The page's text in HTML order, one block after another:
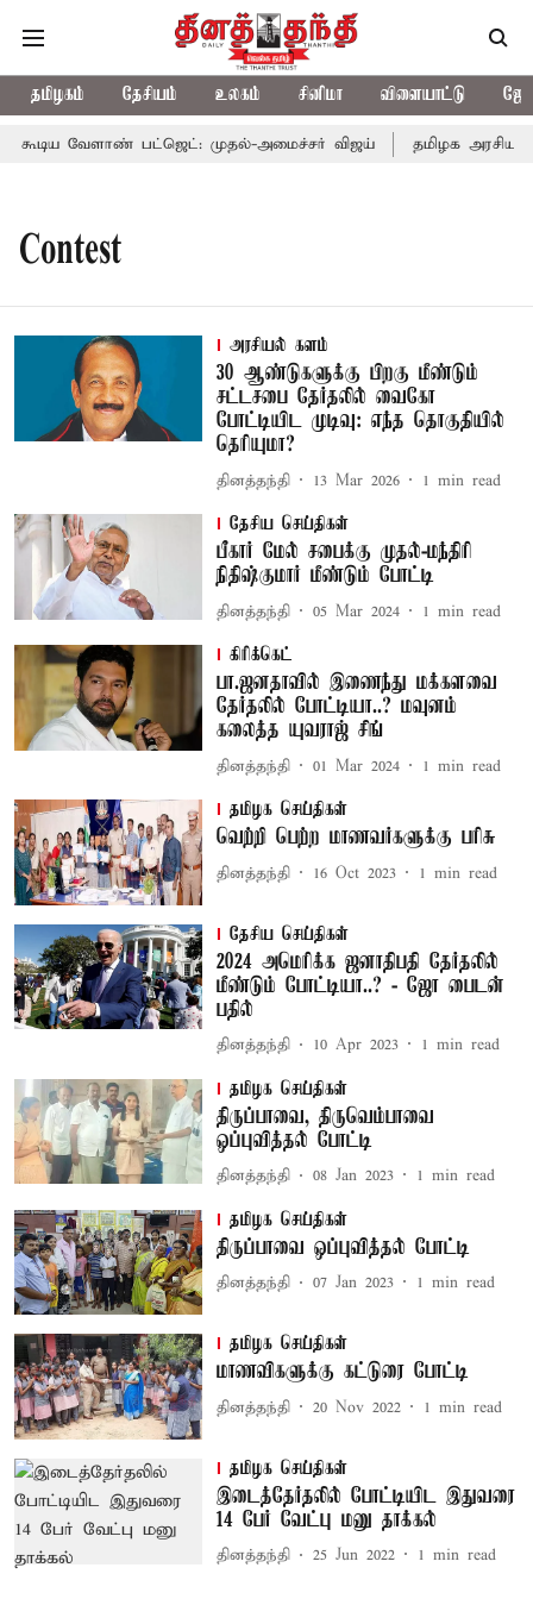
தமிழகம் தேசியம் உலகம் சினிமா விளையாட்டு
வேளாண் பட்ஜெட்: முதல்-அமைச்சர் விஜய் தமிழக
Contest
அரசியல் களம்
30 ஆண்டுகளுக்கு பிறகு மீண்டும்
சட்டசபை தேர்தலில் வைகோ
போட்டியிட முடிவு: எந்த தொகுதியில்
தெரியுமா?
தினத்தந்தி 13 Mar 2026 1 min read
தேசிய செய்திகள்
பீகார் மேல் சபைக்கு முதல்-மந்திரி
நிதிஷ்குமார் மீண்டும் போட்டி
தினத்தந்தி 05 Mar 2024 1 min read
கிரிக்கெட்
பா.ஜனதாவில் இணைந்து மக்களவை
தேர்தலில் போட்டியா..? மவுனம்
கலைத்த யுவராஜ் சிங்
தினத்தந்தி 01 Mar 2024 1 min read
தமிழக செய்திகள்
வெற்றி பெற்ற மாணவர்களுக்கு பரிசு
தினத்தந்தி 16 Oct 2023 1 min read
தேசிய செய்திகள்
2024 அமெரிக்க ஜனாதிபதி தேர்தலில்
மீண்டும் போட்டியா..? - ஜோ பைடன்
பதில்
தினத்தந்தி 10 Apr 2023 1 min read
தமிழக செய்திகள்
திருப்பாவை, திருவெம்பாவை
ஒப்புவித்தல் போட்டி
தினத்தந்தி 08 Jan 2023 1 min read
தமிழக செய்திகள்
திருப்பாவை ஒப்புவித்தல் போட்டி
தினத்தந்தி 07 Jan 2023 1 min read
தமிழக செய்திகள்
மாணவிகளுக்கு கட்டுரை போட்டி
தினத்தந்தி 20 Nov 2022 1 min read
தமிழக செய்திகள்
இடைத்தேர்தலில் போட்டியிட இதுவரை
14 பேர் வேட்பு மனு தாக்கல்
தினத்தந்தி 25 Jun 2022 1 min read